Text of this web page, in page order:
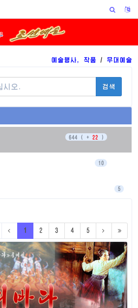
예술행사, 작품 / 무대예술
검색
644 ( + 22 )
10
5
5
574 ( +20)
1 2 3 4 5